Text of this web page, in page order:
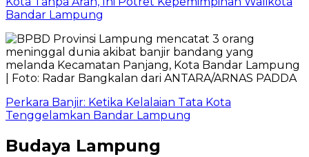
Bandar Lampung
Perkara Banjir: Ketika Kelalaian Tata Kota
Tenggelamkan Bandar Lampung
Budaya Lampung